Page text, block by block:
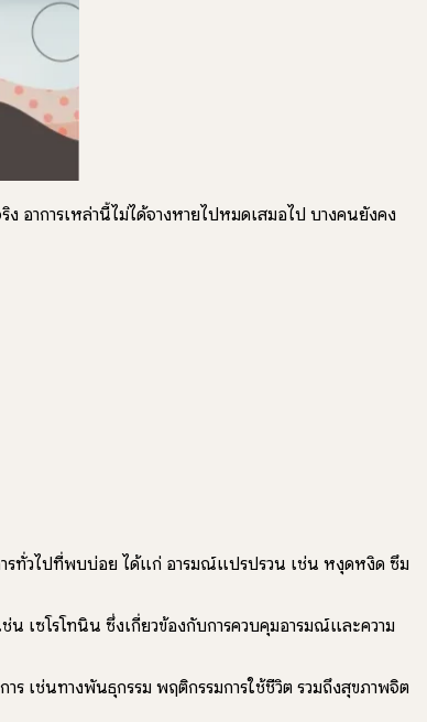
อาการเหล่านี้ไม่ได้จางหายไปหมดเสมอไป บางคนยังคง
ารทั่วไปที่พบบ่อย ได้แก่ อารมณ์แปรปรวน เช่น หงุดหงิด ซึม
น เซโรโทนิน ซึ่งเกี่ยวข้องกับการควบคุมอารมณ์และความ
เช่นทางพันธุกรรม พฤติกรรมการใช้ชีวิต รวมถึงสุขภาพจิต